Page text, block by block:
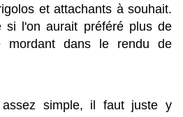
et attachants à souhait.
si l'on aurait préféré plus de
mordant dans le rendu de
simple, il faut juste y